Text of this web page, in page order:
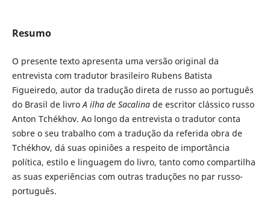
Resumo
O presente texto apresenta uma versão original da
entrevista com tradutor brasileiro Rubens Batista
Figueiredo, autor da tradução direta de russo ao português
do Brasil de livroA ilha de Sacalinade escritor clássico russo
Anton Tchékhov. Ao longo da entrevista o tradutor conta
sobre o seu trabalho com a tradução da referida obra de
Tchékhov, dá suas opiniôes a respeito de importância
política, estilo e linguagem do livro, tanto como compartilha
as suas experiências com outras traduções no par russo-
português.